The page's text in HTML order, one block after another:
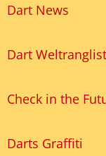
Dart News
Dart
Check in the
Darts Graffiti